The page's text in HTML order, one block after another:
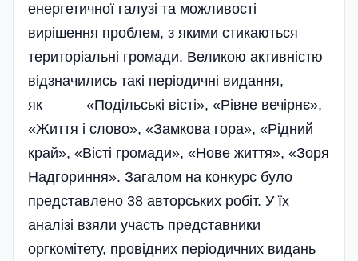
енергетичної галузі та можливості
вирішення проблем, з якими стикаються
територіальні громади. Великою актив­­ністю
відзначились такі пері­о­дич­ні видання,
як «По­дільські вісті», «Рівне вечірнє»,
«Життя і слово», «Замкова гора», «Рідний
край», «Вісті громади», «Нове життя», «Зоря
Надгориння». Загалом на конкурс було
представлено 38 авторських робіт. У їх
аналізі взяли участь представники
оргкомітету, провідних пері­одичних видань